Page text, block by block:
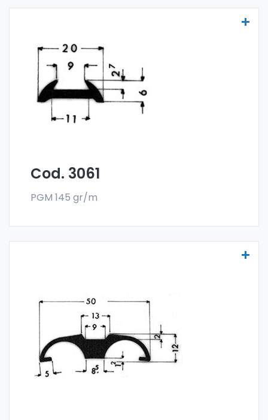
Cod. 3061
PGM 145 gr/m
Molduras para vehículos - Art. 3061
Las molduras para vehículos se fabrican
con la especial aleación 6060 y se venden
en el formato en barra. El pedido mínimo es
de 300 kg.
Las molduras para vehículos se fabrican
con la especial aleación 6060 y se venden
en el formato en barra. El pedido mínimo es
de 300 kg.